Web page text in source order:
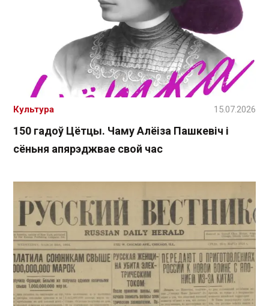
150 гадоў Цётцы. Чаму Алёіза Пашкевіч і
сёньня апярэджвае свой час
Культура 15.07.2026